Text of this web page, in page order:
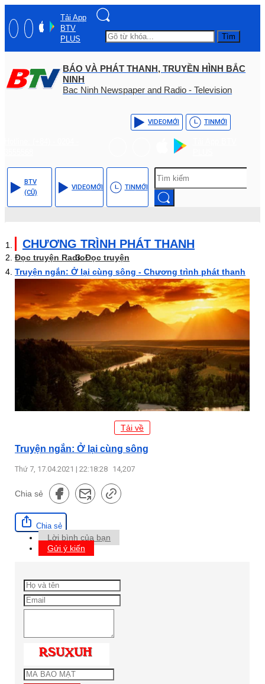
Tải App
BTV
PLUS
Tìm
BÁO VÀ PHÁT THANH, TRUYỀN HÌNH BẮC
NINH
Bac Ninh Newspaper and Radio - Television
VIDEOMỚI TINMỚI
BTV
(CŨ)
VIDEOMỚI TINMỚI
CHƯƠNG TRÌNH PHÁT THANH
Đọc truyện RadioĐọc truyện
Truyện ngắn: Ở lại cùng sông - Chương trình phát thanh
Tải về
Truyện ngắn: Ở lại cùng sông
Thứ 7, 17.04.2021 | 22:18:28 14,207
Chia sẻ
Chia sẻ
Lời bình của bạn
Gửi ý kiến